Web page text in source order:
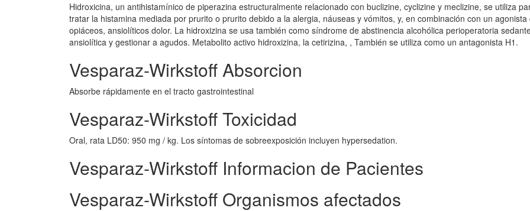
Hidroxicina, un antihistamínico de piperazina estructuralmente relacionado con buclizine, cyclizine y meclizine, se utiliza
tratar la histamina mediada por prurito o prurito debido a la alergia, náuseas y vómitos, y, en combinación con un agonista
opiáceos, ansiolíticos dolor. La hidroxizina se usa también como síndrome de abstinencia alcohólica perioperatoria
ansiolítica y gestionar a agudos. Metabolito activo hidroxizina, la cetirizina, , También se utiliza como un antagonista H1.
Vesparaz-Wirkstoff Absorcion
Absorbe rápidamente en el tracto gastrointestinal
Vesparaz-Wirkstoff Toxicidad
Oral, rata LD50: 950 mg / kg. Los síntomas de sobreexposición incluyen hypersedation.
Vesparaz-Wirkstoff Informacion de Pacientes
Vesparaz-Wirkstoff Organismos afectados